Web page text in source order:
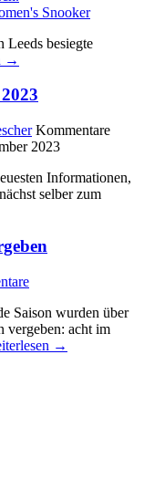
Snooker
Leeds besiegte
→
Kommentare
2023
Informationen,
selber zum
Saison wurden über
vergeben: acht im
→